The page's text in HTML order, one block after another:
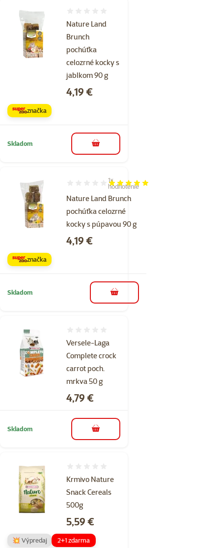
Nature Land
Brunch
pochúťka
celozrné kocky s
jablkom 90 g
Cena
4,19 €
značka
Skladom do košíka
Nature Land Brunch
pochúťka celozrné
kocky s púpavou 90 g
Hodnotenie 100%, počet hodnotení: 1
1×
hodnotenie
Cena
4,19 €
značka
Skladom do košíka
Versele-Laga
Complete crock
carrot poch.
mrkva 50 g
Cena
4,79 €
Skladom do košíka
Krmivo Nature
Snack Cereals
500g
Cena
5,59 €
💥 Výpredaj 2+1 zdarma